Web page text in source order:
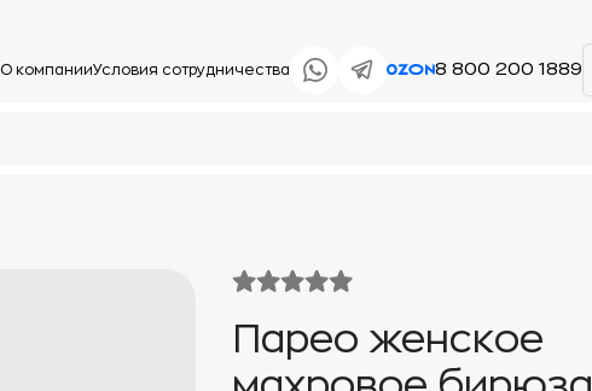
О компанииУсловия сотрудничества 8 800 200 1889
Парео женское